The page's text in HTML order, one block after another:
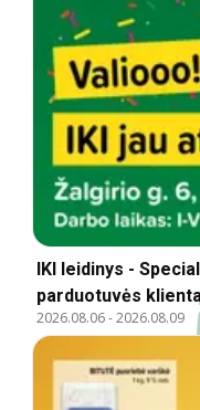
IKI leidinys -
parduotuvės
2026.08.06-2026.08.09